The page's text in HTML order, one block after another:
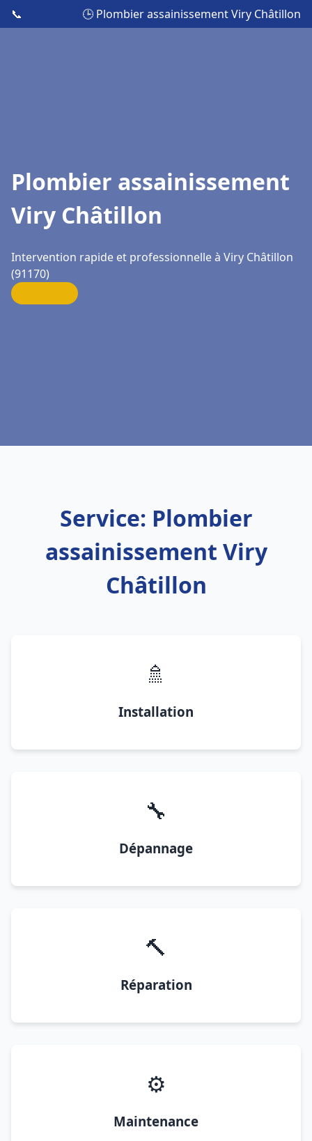
📞 🕒 Plombier assainissement Viry Châtillon
Plombier assainissement
Viry Châtillon
Intervention rapide et professionnelle à Viry Châtillon
(91170)
Service: Plombier
assainissement Viry
Châtillon
🚿
Installation
🔧
Dépannage
🔨
Réparation
⚙️
Maintenance